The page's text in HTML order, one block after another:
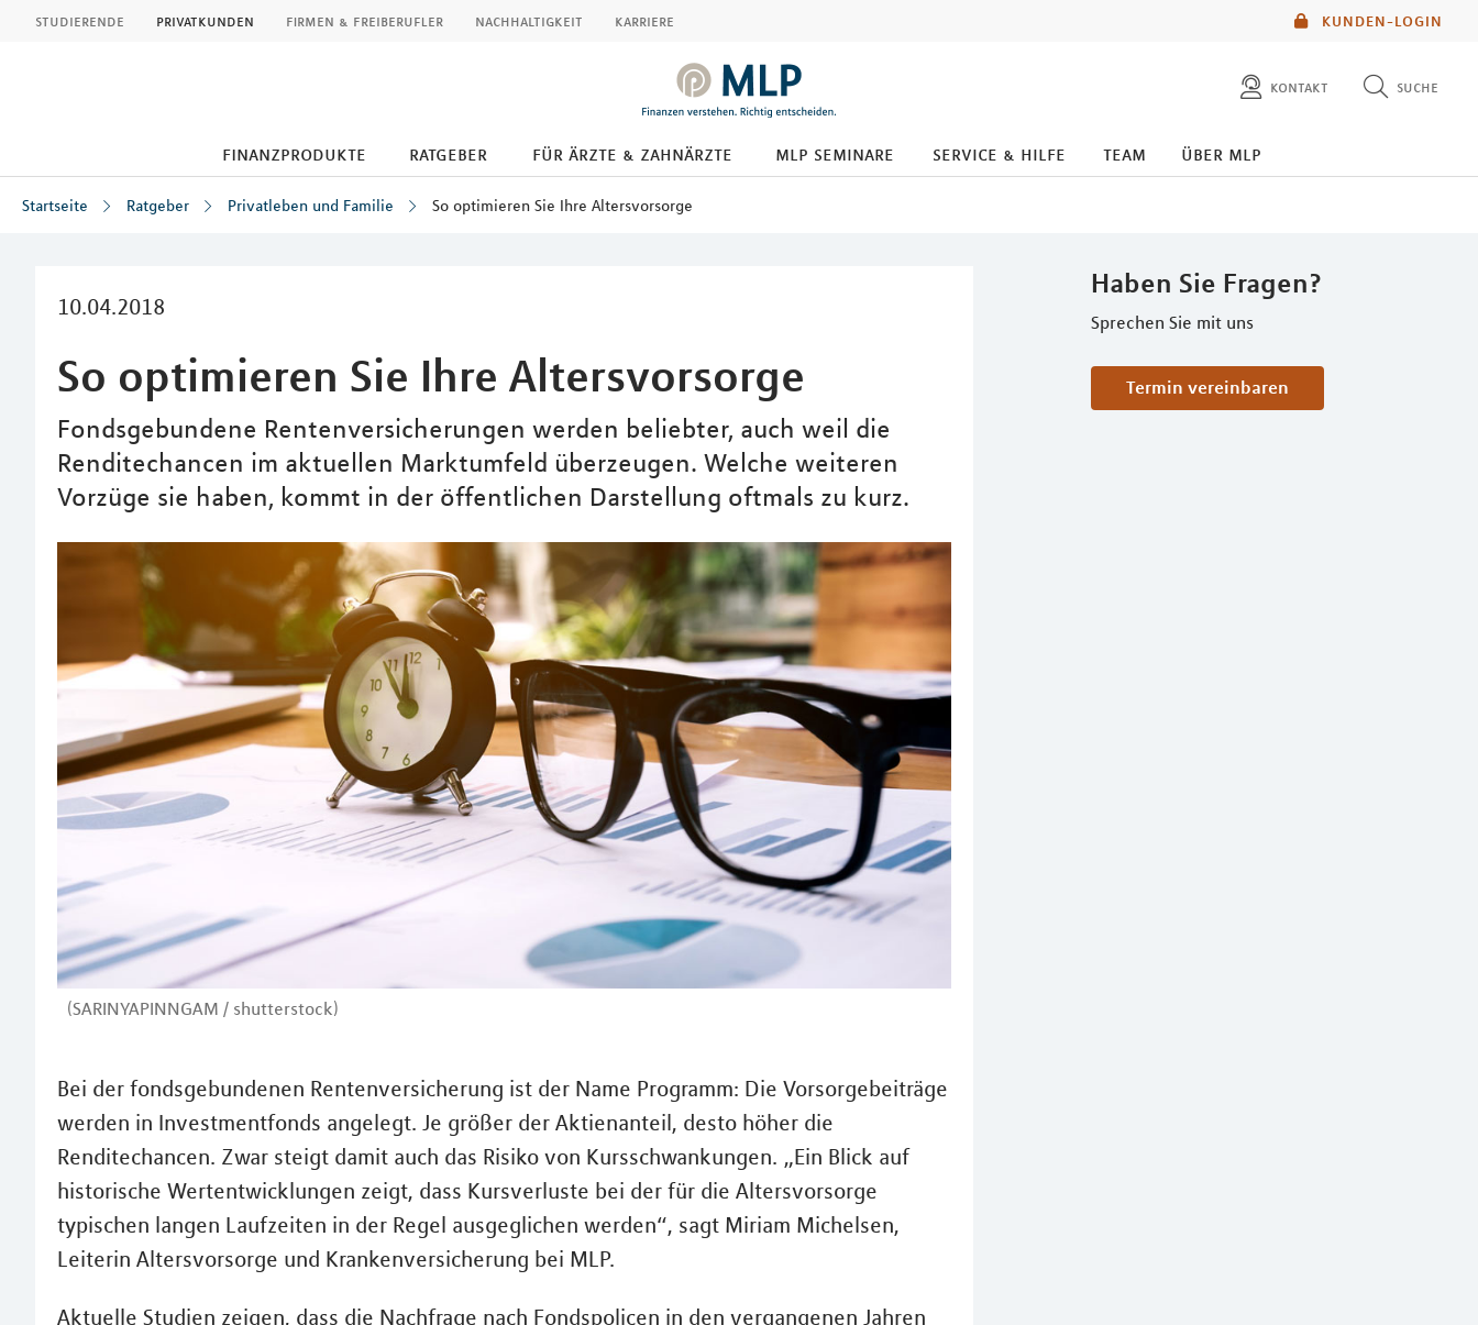
KUNDEN-LOGIN
studierende privatkunden firmen & freiberufler nachhaltigkeit karriere
kontakt suche
diese website durchsuchen
finanzprodukte ratgeber für ärzte & zahnärzte mlp seminare service & hilfe team über mlp
Startseite Ratgeber Privatleben und Familie So optimieren Sie Ihre Altersvorsorge
10.04.2018
So optimieren Sie Ihre Altersvorsorge
Fondsgebundene Rentenversicherungen werden beliebter, auch weil die
Renditechancen im aktuellen Marktumfeld überzeugen. Welche weiteren
Vorzüge sie haben, kommt in der öffentlichen Darstellung oftmals zu kurz.
(SARINYAPINNGAM / shutterstock)
Haben Sie Fragen?
Sprechen Sie mit uns
Termin vereinbaren
Bei der fondsgebundenen Rentenversicherung ist der Name Programm: Die Vorsorgebeiträge
werden in Investmentfonds angelegt. Je größer der Aktienanteil, desto höher die
Renditechancen. Zwar steigt damit auch das Risiko von Kursschwankungen. „Ein Blick auf
historische Wertentwicklungen zeigt, dass Kursverluste bei der für die Altersvorsorge
typischen langen Laufzeiten in der Regel ausgeglichen werden“, sagt Miriam Michelsen,
Leiterin Altersvorsorge und Krankenversicherung bei MLP.
Aktuelle Studien zeigen, dass die Nachfrage nach Fondspolicen in den vergangenen Jahren